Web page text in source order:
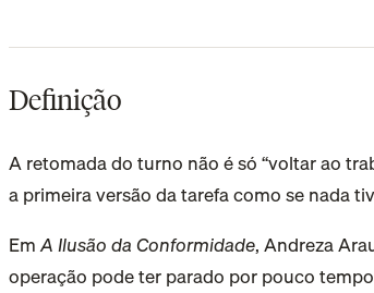
Definição
A retomada do turno não é só “voltar ao
a primeira versão da tarefa como se nada
EmA Ilusão da Conformidade, Andreza
operação pode ter parado por pouco